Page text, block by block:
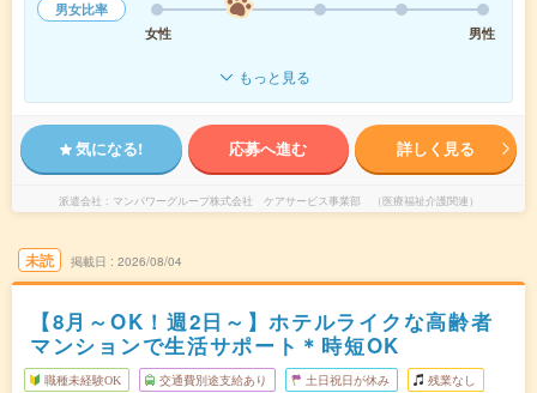
男女比率
女性
男性
もっと見る
気になる! 応募へ進む 詳しく見る
派遣会社 マンパワーグループ株式会社 ケアサービス事業部 （医療福祉介護関連）
未読 掲載日 2026/08/04
【8月～OK！週2日～】ホテルライクな高齢者
マンションで生活サポート＊時短OK
職種未経験OK 交通費別途支給あり 土日祝日が休み 残業なし